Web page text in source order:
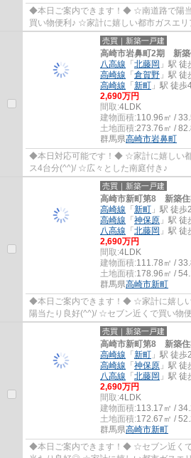
◆本日ご案内できます！◆ ☆南道路で陽
買い物便利♪ ☆家計に嬉しい都市ガスエ
売買｜新築一戸建
高崎市岩鼻町2期 新
八高線 「 北藤岡 」駅
高崎線 「 倉賀野 」駅
高崎線 「 新町 」駅 徒歩
2,690万円
間取:4LDK
建物面積:110.96㎡ /
土地面積:273.76㎡ /
群馬県高崎市岩鼻町
◆本日対応可能です！◆ ☆家計に嬉しい
ス4台分(^^)/ ☆広々とした南庭付き♪
売買｜新築一戸建
高崎市新町第8 新築
高崎線 「 新町 」駅 徒歩
高崎線 「 神保原 」駅
八高線 「 北藤岡 」駅
2,690万円
間取:4LDK
建物面積:111.78㎡ /
土地面積:178.96㎡ /
群馬県高崎市新町
◆本日ご案内できます！◆ ☆家計に嬉し
陽当たり良好(^^)/ ☆セブン近くで買い物
売買｜新築一戸建
高崎市新町第8 新築
高崎線 「 新町 」駅 徒歩
高崎線 「 神保原 」駅
八高線 「 北藤岡 」駅
2,690万円
間取:4LDK
建物面積:113.17㎡ /
土地面積:172.67㎡ /
群馬県高崎市新町
◆本日ご案内できます！◆ ☆セブン近く